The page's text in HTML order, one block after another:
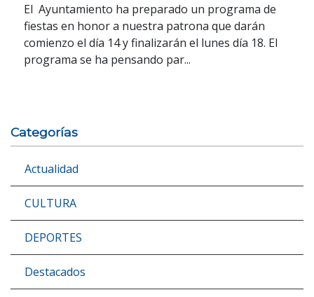
El Ayuntamiento ha preparado un programa de
fiestas en honor a nuestra patrona que darán
comienzo el día 14 y finalizarán el lunes día 18. El
programa se ha pensando par...
Categorías
Actualidad
CULTURA
DEPORTES
Destacados